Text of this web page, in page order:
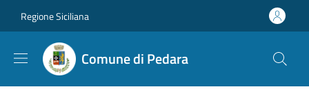
Regione Siciliana
Comune di Pedara